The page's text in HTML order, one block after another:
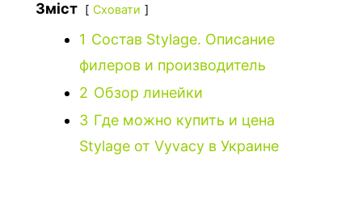
Зміст Сховати
1 Состав Stylage. Описание
филеров и производитель
2 Обзор линейки
3 Где можно купить и цена
Stylage от Vyvacy в Украине